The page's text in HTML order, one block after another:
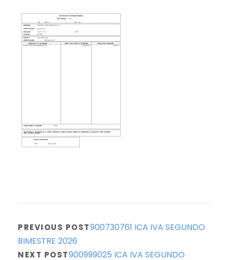
PREVIOUS POST900730761 ICA IVA SEGUNDO
BIMESTRE 2026
NEXT POST900999025 ICA IVA SEGUNDO